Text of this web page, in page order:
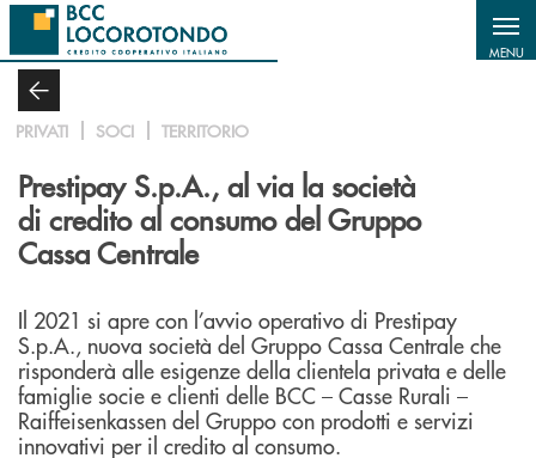
Salta al contenuto principale
MENU
PRIVATI SOCI TERRITORIO
Prestipay S.p.A., al via la società
di credito al consumo del Gruppo
Cassa Centrale
Il 2021 si apre con l’avvio operativo di Prestipay
S.p.A., nuova società del Gruppo Cassa Centrale che
risponderà alle esigenze della clientela privata e delle
famiglie socie e clienti delle BCC – Casse Rurali –
Raiffeisenkassen del Gruppo con prodotti e servizi
innovativi per il credito al consumo.